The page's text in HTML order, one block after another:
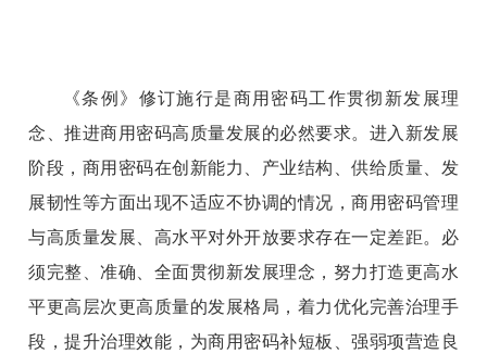
《条例》修订施行是商用密码工作贯彻新发展理
念、推进商用密码高质量发展的必然要求。进入新发展
阶段，商用密码在创新能力、产业结构、供给质量、发
展韧性等方面出现不适应不协调的情况，商用密码管理
与高质量发展、高水平对外开放要求存在一定差距。必
须完整、准确、全面贯彻新发展理念，努力打造更高水
平更高层次更高质量的发展格局，着力优化完善治理手
段，提升治理效能，为商用密码补短板、强弱项营造良